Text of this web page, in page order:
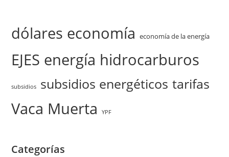
dólares economía economía de la energía
EJES energía hidrocarburos
subsidios subsidios energéticos tarifas
Vaca Muerta YPF
Categorías